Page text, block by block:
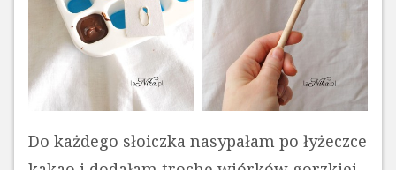
Do każdego słoiczka nasypałam po łyżeczce